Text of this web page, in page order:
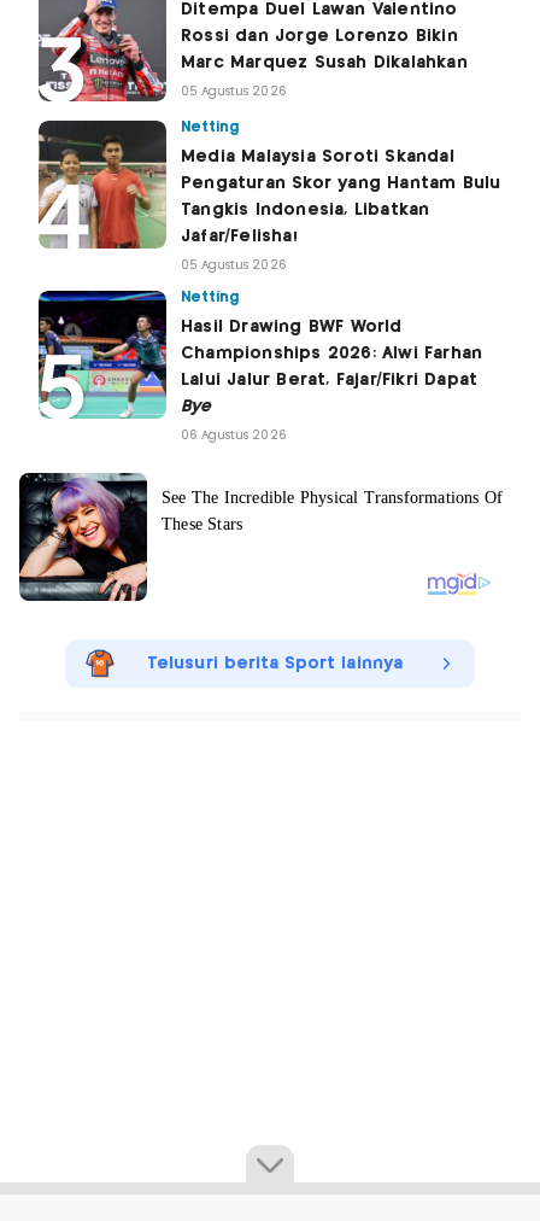
Ditempa Duel Lawan Valentino
Rossi dan Jorge Lorenzo Bikin
Marc Marquez Susah Dikalahkan
05 Agustus 2026
Netting
Media Malaysia Soroti Skandal
Pengaturan Skor yang Hantam Bulu
Tangkis Indonesia, Libatkan
Jafar/Felisha!
05 Agustus 2026
Netting
Hasil Drawing BWF World
Championships 2026: Alwi Farhan
Lalui Jalur Berat, Fajar/Fikri Dapat
Bye
06 Agustus 2026
Telusuri berita Sport lainnya